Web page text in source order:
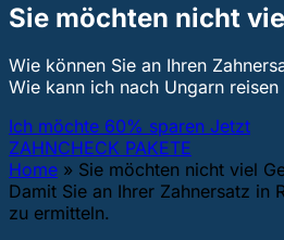
Sie möchten nicht
Wie können Sie an Ihren
Wie kann ich nach Ungarn
Ich möchte 60% sparen Jetzt
ZAHNCHECK PAKETE
Home » Sie möchten nicht viel
Damit Sie an Ihrer Zahnersatz in
zu ermitteln.